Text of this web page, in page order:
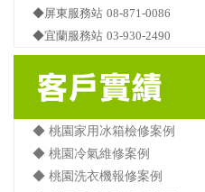
◆屏東服務站 08-871-0086
◆宜蘭服務站 03-930-2490
◆ 桃園家用冰箱檢修案例
◆ 桃園冷氣維修案例
◆ 桃園洗衣機報修案例